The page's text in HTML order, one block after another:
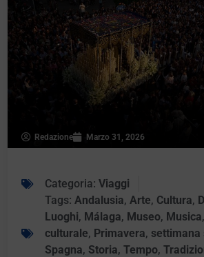
Redazione Marzo 31, 2026
Categoria: Viaggi
Tags: Andalusia, Arte, Cultura,
Luoghi, Málaga, Museo, Musica,
culturale, Primavera, settimana
Spagna, Storia,Tempo,